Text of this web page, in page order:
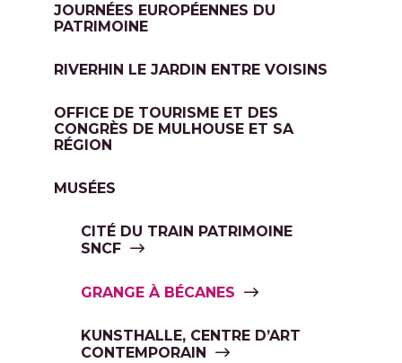
JOURNÉES EUROPÉENNES DU
PATRIMOINE
RIVERHIN LE JARDIN ENTRE VOISINS
OFFICE DE TOURISME ET DES
CONGRÈS DE MULHOUSE ET SA
RÉGION
MUSÉES
CITÉ DU TRAIN PATRIMOINE
SNCF
GRANGE À BÉCANES
KUNSTHALLE, CENTRE D’ART
CONTEMPORAIN